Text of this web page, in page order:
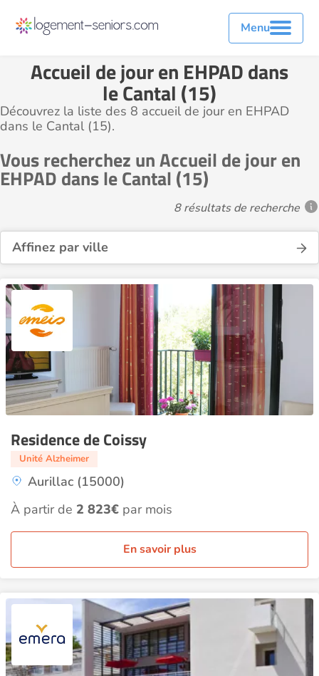
Menu
Accueil de jour en EHPAD dans
le Cantal (15)
Découvrez la liste des 8 accueil de jour en EHPAD
dans le Cantal (15).
Vous recherchez un Accueil de jour en
EHPAD dans le Cantal (15)
8 résultats de recherche
Affinez par ville
Residence de Coissy
Unité Alzheimer
Aurillac (15000)
À partir de 2 823€ par mois
En savoir plus